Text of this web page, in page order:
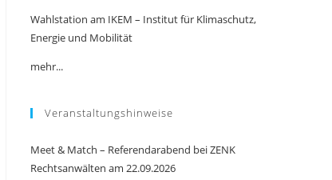
Wahlstation am IKEM – Institut für Klimaschutz,
Energie und Mobilität
mehr...
Veranstaltungshinweise
Meet & Match – Referendarabend bei ZENK
Rechtsanwälten am 22.09.2026